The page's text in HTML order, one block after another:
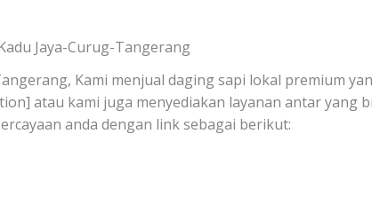
Jaya-Curug-Tangerang
Kami menjual daging sapi lokal premium
atau kami juga menyediakan layanan antar yang
anda dengan link sebagai berikut: